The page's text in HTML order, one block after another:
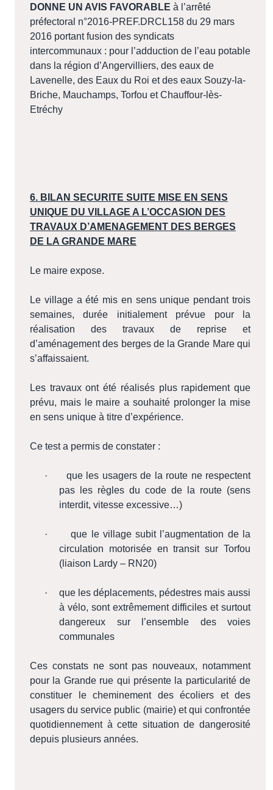
DONNE UN AVIS FAVORABLE à l’arrêté
préfectoral n°2016-PREF.DRCL158 du 29 mars
2016 portant fusion des syndicats
intercommunaux : pour l’adduction de l’eau potable
dans la région d’Angervilliers, des eaux de
Lavenelle, des Eaux du Roi et des eaux Souzy-la-
Briche, Mauchamps, Torfou et Chauffour-lès-
Etréchy
6. BILAN SECURITE SUITE MISE EN SENS
UNIQUE DU VILLAGE A L’OCCASION DES
TRAVAUX D’AMENAGEMENT DES BERGES
DE LA GRANDE MARE
Le maire expose.
Le village a été mis en sens unique pendant trois
semaines, durée initialement prévue pour la
réalisation des travaux de reprise et
d’aménagement des berges de la Grande Mare qui
s’affaissaient.
Les travaux ont été réalisés plus rapidement que
prévu, mais le maire a souhaité prolonger la mise
en sens unique à titre d’expérience.
Ce test a permis de constater :
·
que les usagers de la route ne respectent
pas les règles du code de la route (sens
interdit, vitesse excessive…)
·
que le village subit l’augmentation de la
circulation motorisée en transit sur Torfou
(liaison Lardy – RN20)
·
que les déplacements, pédestres mais aussi
à vélo, sont extrêmement difficiles et surtout
dangereux sur l’ensemble des voies
communales
Ces constats ne sont pas nouveaux, notamment
pour la Grande rue qui présente la particularité de
constituer le cheminement des écoliers et des
usagers du service public (mairie) et qui confrontée
quotidiennement à cette situation de dangerosité
depuis plusieurs années.